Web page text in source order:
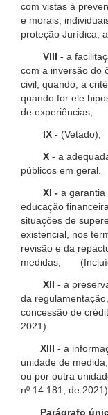
com vistas à
e morais,
proteção Jurídica,
VIII - a
com a inversão do
civil, quando, a
quando for ele
de experiências;
IX - (Vetado);
X - a
públicos em geral.
XI - a garantia
educação
situações de
existencial, nos
revisão e da
medidas;
XII - a
da
concessão de
2021)
XIII - a
unidade de
ou por outra
nº 14.181, de 2021)
Parágrafo